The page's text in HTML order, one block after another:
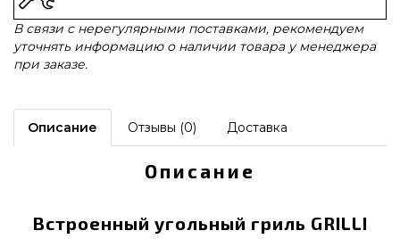
В связи с нерегулярными поставками, рекомендуем
уточнять информацию о наличии товара у менеджера
при заказе.
Описание Отзывы (0) Доставка
Описание
Встроенный угольный гриль GRILLI